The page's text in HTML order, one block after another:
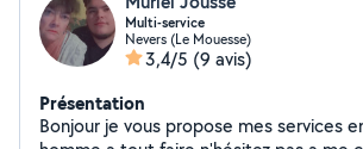
Multi-service
Nevers (Le Mouesse)
3,4/5 (9 avis)
Présentation
Bonjour je vous propose mes services